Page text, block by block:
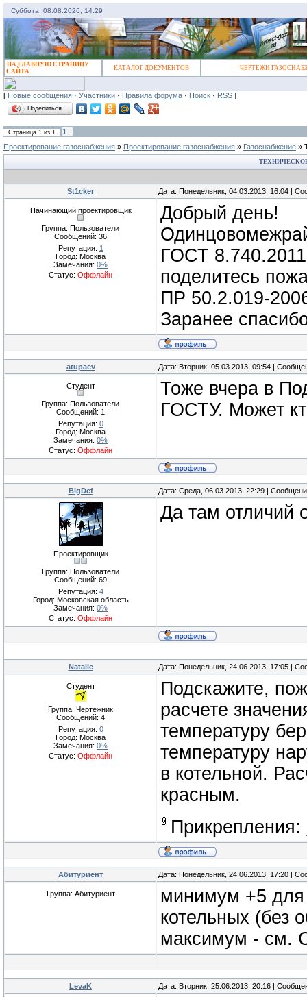
Суббота, 08.08.2026, 14:29
НА ГЛАВНУЮ СТРАНИЦУ
САЙТА
КАТАЛОГ ДОКУМЕНТОВ ЧЕРТЕЖИ
[ Новые сообщения · Участники · Правила форума · Поиск · RSS ]
Поделиться…
Страница 1 из 1
1
Проектирование газоснабжения » Проектирование газоснабжения » Газоснабжение »
St1cker Дата: Понедельник, 04.03.2013, 16:04 |
Начинающий проектировщик
Группа: Пользователи
Сообщений: 36
Репутация: 1
Город: Москва
Замечания: 0%
Статус: Оффлайн
Добрый день!
ГОСТ
поделитесь
ПР 50.2.019-
Заранее
atupaev Дата: Вторник, 05.03.2013, 09:54 |
Студент
Группа: Пользователи
Сообщений: 1
Репутация: 0
Город: Москва
Замечания: 0%
Статус: Оффлайн
Тоже вчера в
ГОСТУ. Может
BigDef Дата: Среда, 06.03.2013, 22:29 |
Проектировщик
Группа: Пользователи
Сообщений: 69
Репутация: 4
Город: Московская область
Замечания: 0%
Статус: Оффлайн
Да там отличий
Natalie Дата: Понедельник, 24.06.2013, 17:05 |
Студент
Группа: Чертежник
Сообщений: 4
Репутация: 0
Город: Москва
Замечания: 0%
Статус: Оффлайн
Подскажите,
расчете
температуру
температуру
в котельной.
красным.
Прикрепления:
Абитуриент Дата: Понедельник, 24.06.2013, 17:20 |
Группа: Абитуриент
минимум +5 для
котельных (без
максимум - см.
LevaK Дата: Вторник, 25.06.2013, 20:16 |